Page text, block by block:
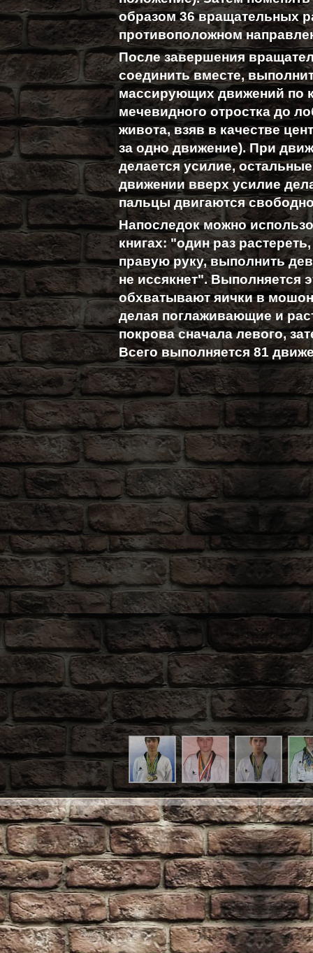
образом 36 вращательных
противоположном
После завершения
соединить вместе,
массирующих движений по
мечевидного отростка до
живота, взяв в качестве
за одно движение). При
делается усилие,
движении вверх усилие
пальцы двигаются
Напоследок можно
книгах: "один раз
правую руку, выполнить
не иссякнет". Выполняется
обхватывают яички в
делая поглаживающие и
покрова сначала левого,
Всего выполняется 81